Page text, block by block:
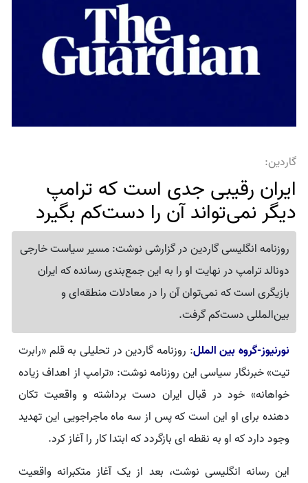
گاردین:
ایران رقیبی جدی است که ترامپ
دیگر نمی‌تواند آن را دست‌کم بگیرد
روزنامه انگلیسی گاردین در گزارشی نوشت: مسیر سیاست خارجی
دونالد ترامپ در نهایت او را به این جمع‌بندی رسانده که ایران
بازیگری است که نمی‌توان آن را در معادلات منطقه‌ای و
بین‌المللی دست‌کم گرفت.
نورنیوز-گروه بین الملل: روزنامه گاردین در تحلیلی به قلم «رابرت
تیت» خبرنگار سیاسی این روزنامه نوشت: «ترامپ از اهداف زیاده
خواهانه» خود در قبال ایران دست برداشته و واقعیت تکان
دهنده برای او این است که پس از سه ماه ماجراجویی این تهدید
وجود دارد که او به نقطه ای بازگردد که ابتدا کار را آغاز کرد.
این رسانه انگلیسی نوشت، بعد از یک آغاز متکبرانه واقعیت